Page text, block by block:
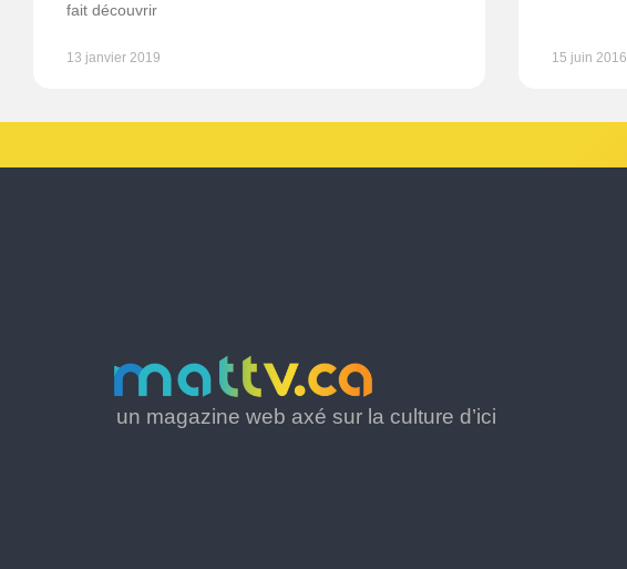
fait découvrir
13 janvier 2019 15 juin 2016
un magazine web axé sur la culture d’ici